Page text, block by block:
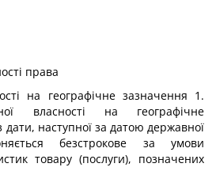
права
на географічне зазначення 1.
власності на географічне
наступної за датою державної
безстрокове за умови
товару (послуги), позначених